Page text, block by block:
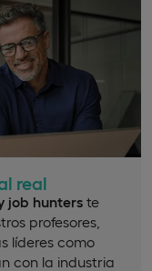
real
job hunters te
profesores,
líderes como
con la industria